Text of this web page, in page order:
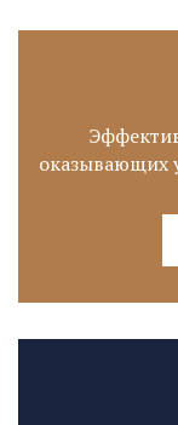
оказывающих